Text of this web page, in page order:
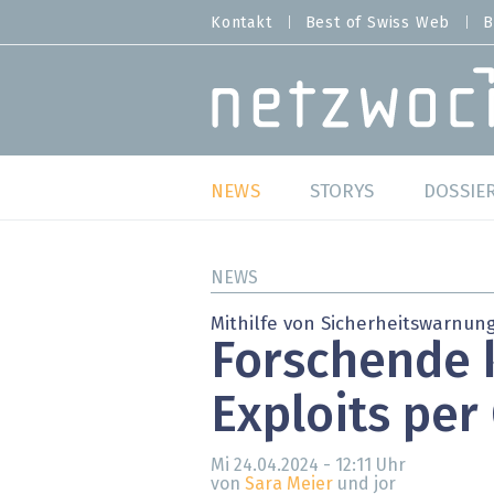
zum
MENU
Kontakt Best of Swiss Web
MAIN NAVIGATION
NEWS
Studien
Meinungen
Hands-on
STORYS
Best
SAP
NEWS
Mithilfe von
Forschende
Exploits per
Mi 24.04.2024 - 12:11 Uhr
von Sara Meier und jor